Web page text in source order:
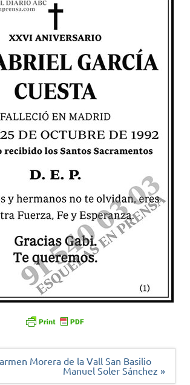
Morera de la Vall San Basilio
Manuel Soler Sánchez »